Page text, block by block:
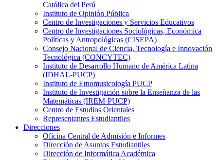
Católica del Perú
Instituto de Opinión Pública
Centro de Investigaciones y Servicios Educativos
Centro de Investigaciones Sociológicas, Económica
Políticas y Antropológicas (CISEPA)
Consejo Nacional de Ciencia, Tecnología e Innovación
Tecnológica (CONCYTEC)
Instituto de Desarrollo Humano de América Latina
(IDHAL-PUCP)
Instituto de Etnomusicología PUCP
Instituto de Investigación sobre la Enseñanza de las
Matemáticas (IREM-PUCP)
Centro de Estudios Orientales
Representantes Estudiantiles
Direcciones
Oficina Central de Admisión e Informes
Dirección de Asuntos Estudiantiles
Dirección de Informática Académica